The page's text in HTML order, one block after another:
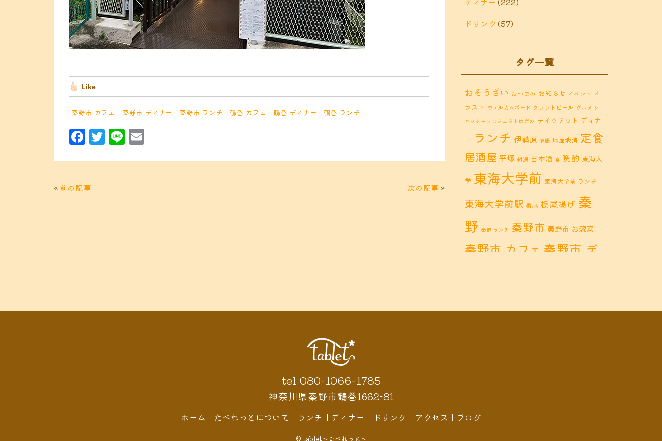
Like
秦野市 カフェ 秦野市 ディナー 秦野市 ランチ 鶴巻 カフェ 鶴巻 ディナー 鶴巻 ランチ
F
a
c
e
T
w
it
Li
n
e ai
« 前の記事 次の記事 »
ドリンク (57)
タグ一覧
おそうざい おつまみ お知らせ イベント イ
ラスト ウェルカムボード クラフトビール グルメ シ
ャッタープロジェクトはだの テイクアウト ディナ
ー ランチ 伊勢原 健康 地産地消 定食
居酒屋 平塚 新潟 日本酒 春 晩酌 東海大
学 東海大学前 東海大学前 ランチ
東海大学前駅 栃尾 栃尾揚げ 秦
野 秦野 ランチ 秦野市 秦野市 お惣菜
秦野市 カフェ 秦野市 デ
鶴巻 ディナー鶴巻 ラン
tel:080-1066-1785
神奈川県秦野市鶴巻1662-81
ホーム たべれっとについて ランチ ディナー ドリンク アクセス ブログ
© tablet〜たべれっと〜